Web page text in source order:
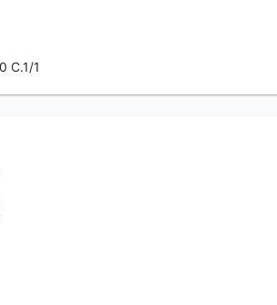
C.1/1